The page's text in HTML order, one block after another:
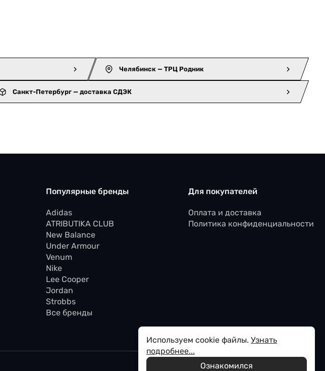
Челябинск — ТРЦ Родник
Санкт-Петербург — доставка СДЭК
Популярные бренды
Adidas
ATRIBUTIKA CLUB
New Balance
Under Armour
Venum
Nike
Lee Cooper
Jordan
Strobbs
Все бренды
Для покупателей
Оплата и доставка
Политика конфиденциальности
Используем cookie файлы. Узнать
подробнее...
Ознакомился